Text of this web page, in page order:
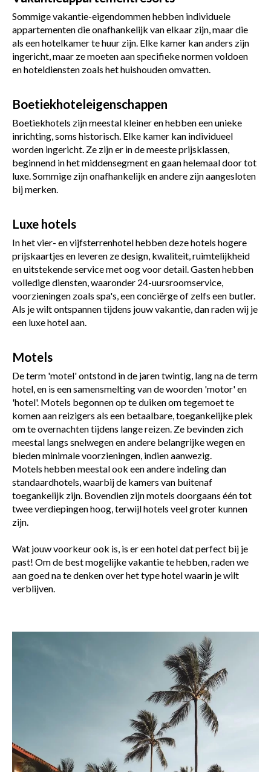
Sommige vakantie-eigendommen hebben individuele
appartementen die onafhankelijk van elkaar zijn, maar die
als een hotelkamer te huur zijn. Elke kamer kan anders zijn
ingericht, maar ze moeten aan specifieke normen voldoen
en hoteldiensten zoals het huishouden omvatten.
Boetiekhoteleigenschappen
Boetiekhotels zijn meestal kleiner en hebben een unieke
inrichting, soms historisch. Elke kamer kan individueel
worden ingericht. Ze zijn er in de meeste prijsklassen,
beginnend in het middensegment en gaan helemaal door tot
luxe. Sommige zijn onafhankelijk en andere zijn aangesloten
bij merken.
Luxe hotels
In het vier- en vijfsterrenhotel hebben deze hotels hogere
prijskaartjes en leveren ze design, kwaliteit, ruimtelijkheid
en uitstekende service met oog voor detail. Gasten hebben
volledige diensten, waaronder 24-uursroomservice,
voorzieningen zoals spa's, een conciërge of zelfs een butler.
Als je wilt ontspannen tijdens jouw vakantie, dan raden wij je
een luxe hotel aan.
Motels
De term 'motel' ontstond in de jaren twintig, lang na de term
hotel, en is een samensmelting van de woorden 'motor' en
'hotel'. Motels begonnen op te duiken om tegemoet te
komen aan reizigers als een betaalbare, toegankelijke plek
om te overnachten tijdens lange reizen. Ze bevinden zich
meestal langs snelwegen en andere belangrijke wegen en
bieden minimale voorzieningen, indien aanwezig.
Motels hebben meestal ook een andere indeling dan
standaardhotels, waarbij de kamers van buitenaf
toegankelijk zijn. Bovendien zijn motels doorgaans één tot
twee verdiepingen hoog, terwijl hotels veel groter kunnen
zijn.
Wat jouw voorkeur ook is, is er een hotel dat perfect bij je
past! Om de best mogelijke vakantie te hebben, raden we
aan goed na te denken over het type hotel waarin je wilt
verblijven.